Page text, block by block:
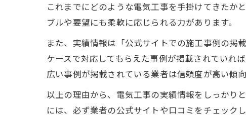
これまでにどのような電気工事を手掛けてきたか
ブルや要望にも柔軟に応じられる力があります。
また、実績情報は「公式サイトでの施工事例の掲
ケースで対応してもらえた事例が掲載されていれ
広い事例が掲載されている業者は信頼度が高い傾向
以上の理由から、電気工事の実績情報をしっかり
には、必ず業者の公式サイトや口コミをチェック